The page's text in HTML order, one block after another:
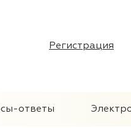
Регистрация
ответы